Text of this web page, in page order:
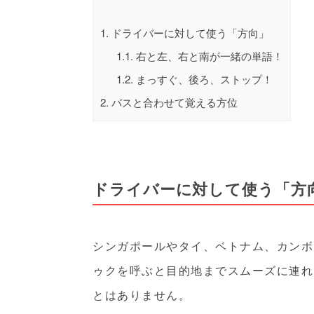
1. ドライバーに対して使う「方向」
1.1. 右と左、右と南が一緒の単語！
1.2. まっすぐ、後ろ、ストップ！
2. バスと合わせて覚える方位
ドライバーに対して使う「方
シンガポールやタイ、ベトナム、カン
ゥクを呼ぶと目的地までスムーズに連
とはありません。